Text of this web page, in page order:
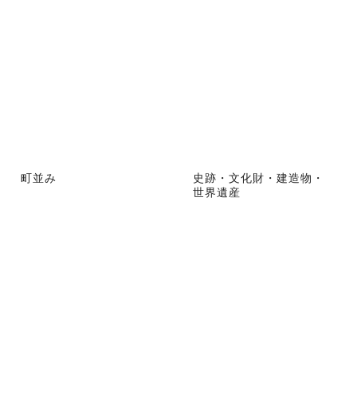
町並み
史跡・文化財・建造物・
世界遺産